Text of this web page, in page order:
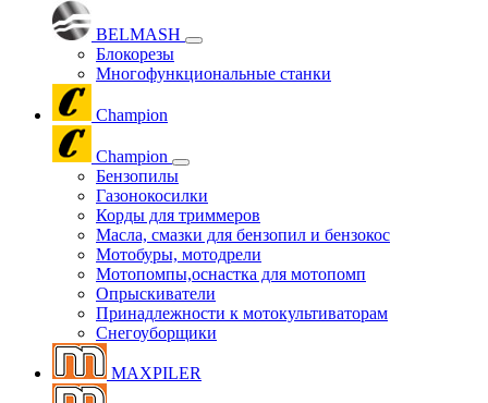
BELMASH
Блокорезы
Многофункциональные станки
Champion
Champion
Бензопилы
Газонокосилки
Корды для триммеров
Масла, смазки для бензопил и бензокос
Мотобуры, мотодрели
Мотопомпы,оснастка для мотопомп
Опрыскиватели
Принадлежности к мотокультиваторам
Снегоуборщики
MAXPILER